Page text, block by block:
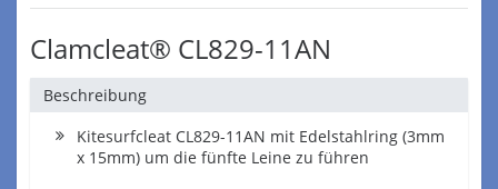
Clamcleat® CL829-11AN
Beschreibung
Kitesurfcleat CL829-11AN mit Edelstahlring (3mm
x 15mm) um die fünfte Leine zu führen